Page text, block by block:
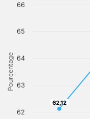
Pourcentage
62,12
62,12
62
63
64
65
66